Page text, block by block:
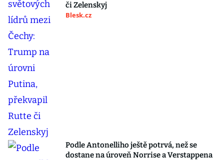
či Zelenskyj
Blesk.cz
Podle Antonelliho ještě potrvá, než se
dostane na úroveň Norrise a Verstappena